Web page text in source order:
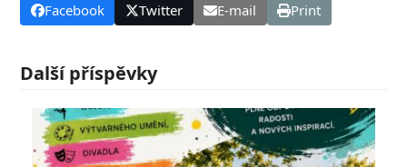
Facebook Twitter E-mail Print
Další příspěvky